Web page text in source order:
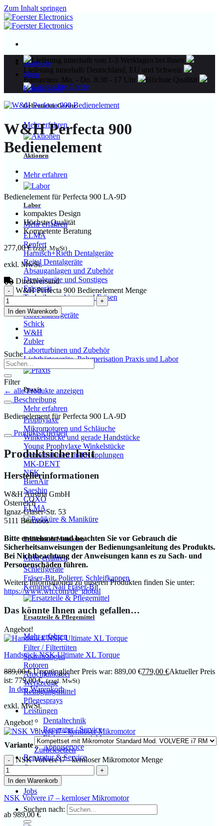
Zum Inhalt springen
Startseite
Shop
Gebrauchte Geräte
Mehr erfahren
Aktionen
Mehr erfahren
Labor
Mehr erfahren
ELMA
Renfert
Harnisch+Rieth Dentalgeräte
Reitel Dentalgeräte
Absauganlagen und Zubehör
Dentalgeräte und Sonstiges
Fräsgerät
Technikmaschinen und Fräsen
Saeshin
NSK Laborgeräte
Schick
W&H
Zubler
Laborturbinen und Zubehör
Lichthärtegeräte, Polymerisation Praxis und Labor
Praxis
Mehr erfahren
Prophylaxe
Mikromotoren und Schläuche
Winkelstücke und gerade Handstücke
Young Prophylaxe Winkelstücke
Dentalturbinen und Kupplungen
MK-DENT
NSK
BienAir
Saeshin
COXO
ELMA
Pediküre & Maniküre
Mehr erfahren
Schleifgeräte
Fräser-Bit, Polierer, Schleifkappen
Kemmer Nail Fräser-Bit
Ersatzteile & Pflegemittel
Mehr erfahren
Filter / Filtertüten
Spannzangen
Rotoren
Anschlußkabel
Werkzeuge
Reinigungsmittel
Pflegesprays
Leistungen
Dentaltechnik
Reparatur / Service
Elektronikentwicklung
Abholservice
Reparatur & Service
Über uns
Kontakt
Jobs
Suchen nach:
Lieferung innerhalb von 1-3 Werktagen bei Ihnen
Lieferung innerhalb Deutschland, EU und Schweiz
Bürozeiten: Mo. - Do. 8:30 - 17 Uhr
Höchste Qualität
Kundenlogin
W&H Perfecta 900
Bedienelement
Bedienelement für Perfecta 900 LA-9D
kompaktes Design
Höchste Qualität
Kompetente Beratung
277,00€ (zzgl. MwSt)
exkl. MwSt.
Direktversand
W&H Perfecta 900 Bedienelement Menge
In den Warenkorb
Suche
Filter
← alle Produkte anzeigen
Beschreibung
Bedienelement für Perfecta 900 LA-9D
Produktsicherheit
Produktsicherheit
Herstellerinformationen
W&H Austria GmbH
Österreich
Ignaz-Glaser-Str. 53
5111 Bürmoos
Bitte entnehmen und beachten Sie vor Gebrauch die
Sicherheitsanweisungen der Bedienungsanleitung des Produkts.
Bei Nichtbeachtung der Anweisungen kann es zu Sach- und
Personenschäden führen.
Weitere Informationen zu unseren Produkten finden Sie unter:
https://www.wh.com/de_global
Das könnte Ihnen auch gefallen…
Angebot!
Handstück NSK Ultimate XL Torque
889,00€ Ursprünglicher Preis war: 889,00 €779,00 €Aktueller Preis
ist: 779,00 €. (zzgl. MwSt)
In den Warenkorb
exkl. MwSt.
Angebot!
Variante
Zurücksetzen
NSK Volvere i7 - kernloser Mikromotor Menge
In den Warenkorb
NSK Volvere i7 – kernloser Mikromotor
ab 989,00€